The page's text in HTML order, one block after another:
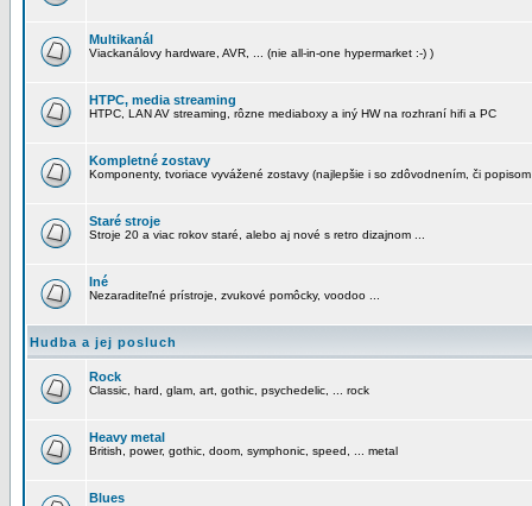
Multikanál
Viackanálovy hardware, AVR, ... (nie all-in-one hypermarket :-) )
HTPC, media streaming
HTPC, LAN AV streaming, rôzne mediaboxy a iný HW na rozhraní hifi a PC
Kompletné zostavy
Komponenty, tvoriace vyvážené zostavy (najlepšie i so zdôvodnením, či
Staré stroje
Stroje 20 a viac rokov staré, alebo aj nové s retro dizajnom ...
Iné
Nezaraditeľné prístroje, zvukové pomôcky, voodoo ...
Hudba a jej posluch
Rock
Classic, hard, glam, art, gothic, psychedelic, ... rock
Heavy metal
British, power, gothic, doom, symphonic, speed, ... metal
Blues